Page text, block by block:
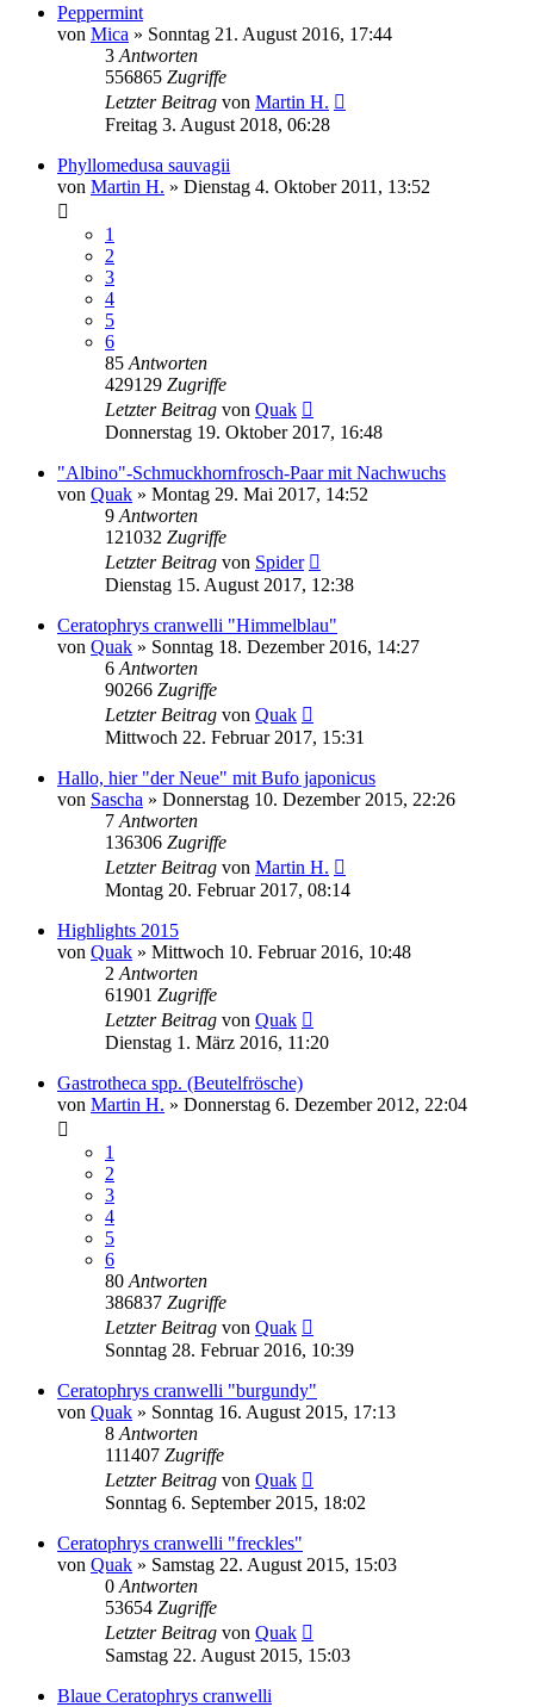
Peppermint
von Mica » Sonntag 21. August 2016, 17:44
3 Antworten
556865 Zugriffe
Letzter Beitrag von Martin H.
Freitag 3. August 2018, 06:28
Phyllomedusa sauvagii
von Martin H. » Dienstag 4. Oktober 2011, 13:52
1
2
3
4
5
6
85 Antworten
429129 Zugriffe
Letzter Beitrag von Quak
Donnerstag 19. Oktober 2017, 16:48
"Albino"-Schmuckhornfrosch-Paar mit Nachwuchs
von Quak » Montag 29. Mai 2017, 14:52
9 Antworten
121032 Zugriffe
Letzter Beitrag von Spider
Dienstag 15. August 2017, 12:38
Ceratophrys cranwelli "Himmelblau"
von Quak » Sonntag 18. Dezember 2016, 14:27
6 Antworten
90266 Zugriffe
Letzter Beitrag von Quak
Mittwoch 22. Februar 2017, 15:31
Hallo, hier "der Neue" mit Bufo japonicus
von Sascha » Donnerstag 10. Dezember 2015, 22:26
7 Antworten
136306 Zugriffe
Letzter Beitrag von Martin H.
Montag 20. Februar 2017, 08:14
Highlights 2015
von Quak » Mittwoch 10. Februar 2016, 10:48
2 Antworten
61901 Zugriffe
Letzter Beitrag von Quak
Dienstag 1. März 2016, 11:20
Gastrotheca spp. (Beutelfrösche)
von Martin H. » Donnerstag 6. Dezember 2012, 22:04
1
2
3
4
5
6
80 Antworten
386837 Zugriffe
Letzter Beitrag von Quak
Sonntag 28. Februar 2016, 10:39
Ceratophrys cranwelli "burgundy"
von Quak » Sonntag 16. August 2015, 17:13
8 Antworten
111407 Zugriffe
Letzter Beitrag von Quak
Sonntag 6. September 2015, 18:02
Ceratophrys cranwelli "freckles"
von Quak » Samstag 22. August 2015, 15:03
0 Antworten
53654 Zugriffe
Letzter Beitrag von Quak
Samstag 22. August 2015, 15:03
Blaue Ceratophrys cranwelli